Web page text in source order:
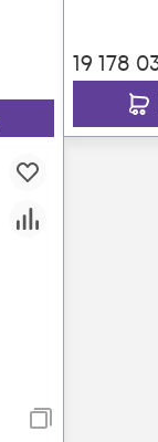
19 178